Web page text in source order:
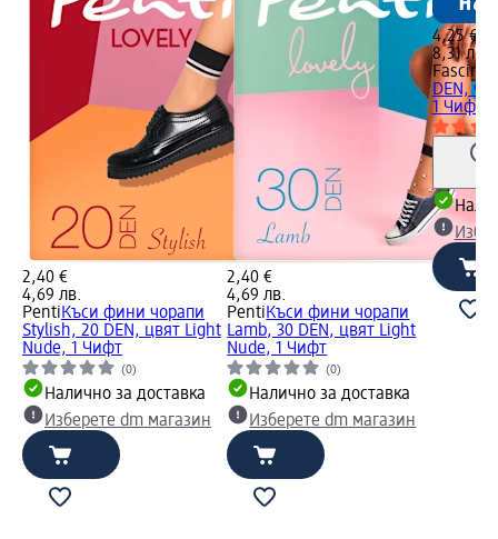
2,40 €
4,69 лв.
PentiКъси фини чорапи
Stylish, 20 DEN, цвят Light
Nude, 1 Чифт
(0)
Налично за доставка
Изберете dm магазин
2,40 €
4,69 лв.
PentiКъси фини чорапи
Lamb, 30 DEN, цвят Light
Nude, 1 Чифт
(0)
Налично за доставка
Изберете dm магазин
4,25 €
8,31 лв.
Fascino
DEN,
1 Чифт